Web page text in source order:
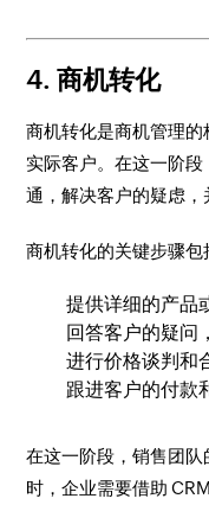
4. 商机转化
商机转化是商机管理
实际客户。在这一阶
通，解决客户的疑虑，
商机转化的关键步骤包
提供详细的产品
回答客户的疑问
进行价格谈判和
跟进客户的付款
在这一阶段，销售团
时，企业需要借助